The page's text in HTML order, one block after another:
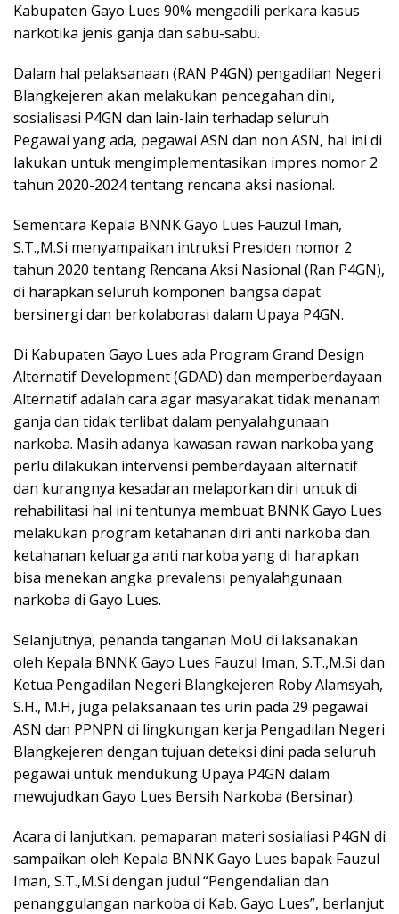
Kabupaten Gayo Lues 90% mengadili perkara kasus
narkotika jenis ganja dan sabu-sabu.
Dalam hal pelaksanaan (RAN P4GN) pengadilan Negeri
Blangkejeren akan melakukan pencegahan dini,
sosialisasi P4GN dan lain-lain terhadap seluruh
Pegawai yang ada, pegawai ASN dan non ASN, hal ini di
lakukan untuk mengimplementasikan impres nomor 2
tahun 2020-2024 tentang rencana aksi nasional.
Sementara Kepala BNNK Gayo Lues Fauzul Iman,
S.T.,M.Si menyampaikan intruksi Presiden nomor 2
tahun 2020 tentang Rencana Aksi Nasional (Ran P4GN),
di harapkan seluruh komponen bangsa dapat
bersinergi dan berkolaborasi dalam Upaya P4GN.
Di Kabupaten Gayo Lues ada Program Grand Design
Alternatif Development (GDAD) dan memperberdayaan
Alternatif adalah cara agar masyarakat tidak menanam
ganja dan tidak terlibat dalam penyalahgunaan
narkoba. Masih adanya kawasan rawan narkoba yang
perlu dilakukan intervensi pemberdayaan alternatif
dan kurangnya kesadaran melaporkan diri untuk di
rehabilitasi hal ini tentunya membuat BNNK Gayo Lues
melakukan program ketahanan diri anti narkoba dan
ketahanan keluarga anti narkoba yang di harapkan
bisa menekan angka prevalensi penyalahgunaan
narkoba di Gayo Lues.
Selanjutnya, penanda tanganan MoU di laksanakan
oleh Kepala BNNK Gayo Lues Fauzul Iman, S.T.,M.Si dan
Ketua Pengadilan Negeri Blangkejeren Roby Alamsyah,
S.H., M.H, juga pelaksanaan tes urin pada 29 pegawai
ASN dan PPNPN di lingkungan kerja Pengadilan Negeri
Blangkejeren dengan tujuan deteksi dini pada seluruh
pegawai untuk mendukung Upaya P4GN dalam
mewujudkan Gayo Lues Bersih Narkoba (Bersinar).
Acara di lanjutkan, pemaparan materi sosialiasi P4GN di
sampaikan oleh Kepala BNNK Gayo Lues bapak Fauzul
Iman, S.T.,M.Si dengan judul “Pengendalian dan
penanggulangan narkoba di Kab. Gayo Lues”, berlanjut